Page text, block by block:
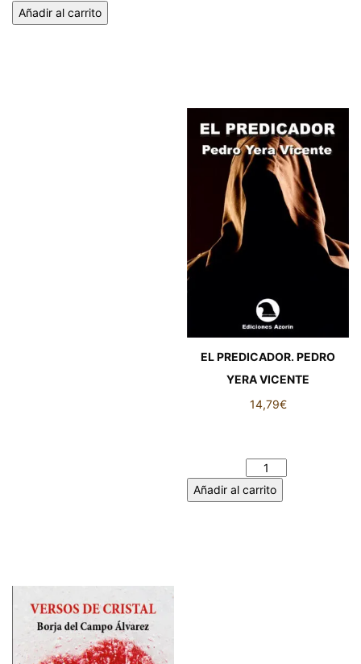
Añadir al carrito
EL PREDICADOR. PEDRO
YERA VICENTE
14,79€
Añadir al carrito